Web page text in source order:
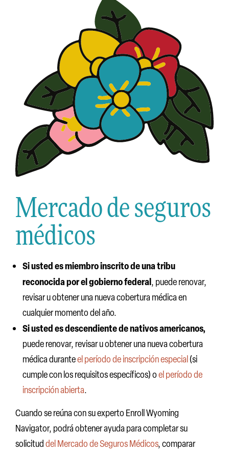
Mercado de seguros
médicos
Si usted es miembro inscrito de una tribu
reconocida por el gobierno federal, puede renovar,
revisar u obtener una nueva cobertura médica en
cualquier momento del año.
Si usted es descendiente de nativos americanos,
puede renovar, revisar u obtener una nueva cobertura
médica duranteel período de inscripción especial(si
cumple con los requisitos específicos) oel período de
inscripción abierta.
Cuando se reúna con su experto Enroll Wyoming
Navigator, podrá obtener ayuda para completar su
solicituddel Mercado de Seguros Médicos, comparar